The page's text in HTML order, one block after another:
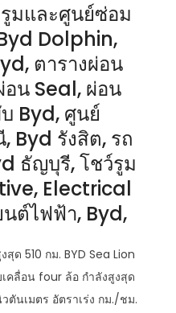
มและศูนย์ซ่อม
Dolphin,
ตารางผ่อน
น Seal, ผ่อน
Byd, ศูนย์
Byd รังสิต, รถ
ธัญบุรี, โชว์รูม
Electrical
ต์ไฟฟ้า, Byd,
ด 510 กม. BYD Sea Lion
คลื่อน four ล้อ กำลังสูงสุด
ตันเมตร อัตราเร่ง กม./ชม.